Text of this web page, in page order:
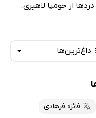
از جومپا لاهیری.
داغ‌ترین‌ها
داغ‌ترین‌هافائزه فرهادی